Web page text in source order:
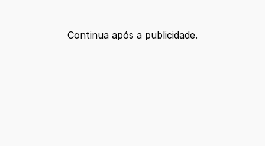
Continua após a publicidade.